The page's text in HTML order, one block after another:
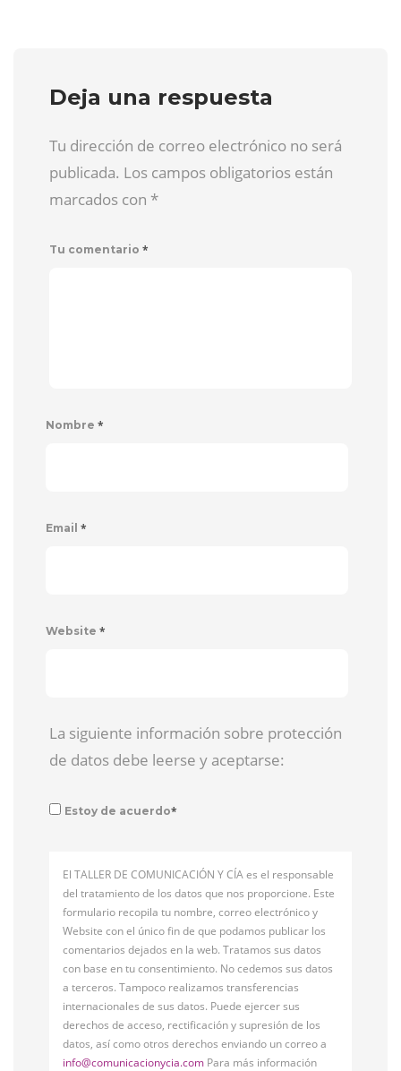
Deja una respuesta
Tu dirección de correo electrónico no será
publicada. Los campos obligatorios están
marcados con *
Tu comentario *
Nombre *
Email *
Website *
La siguiente información sobre protección
de datos debe leerse y aceptarse:
Estoy de acuerdo*
El TALLER DE COMUNICACIÓN Y CÍA es el responsable
del tratamiento de los datos que nos proporcione. Este
formulario recopila tu nombre, correo electrónico y
Website con el único fin de que podamos publicar los
comentarios dejados en la web. Tratamos sus datos
con base en tu consentimiento. No cedemos sus datos
a terceros. Tampoco realizamos transferencias
internacionales de sus datos. Puede ejercer sus
derechos de acceso, rectificación y supresión de los
datos, así como otros derechos enviando un correo a
info@comunicacionycia.com Para más información